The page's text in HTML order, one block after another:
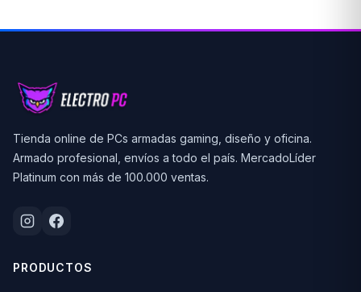
Tienda online de PCs armadas gaming, diseño y oficina.
Armado profesional, envíos a todo el país. MercadoLíder
Platinum con más de 100.000 ventas.
PRODUCTOS